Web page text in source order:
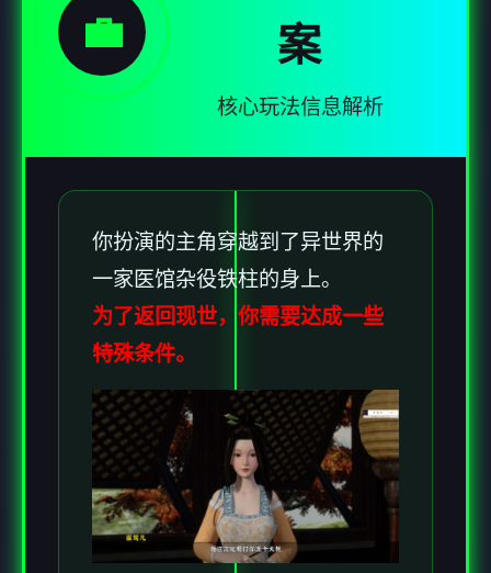
💼
案
核心玩法信息解析
你扮演的主角穿越到了异世界的
一家医馆杂役铁柱的身上。
为了返回现世，你需要达成一些
特殊条件。